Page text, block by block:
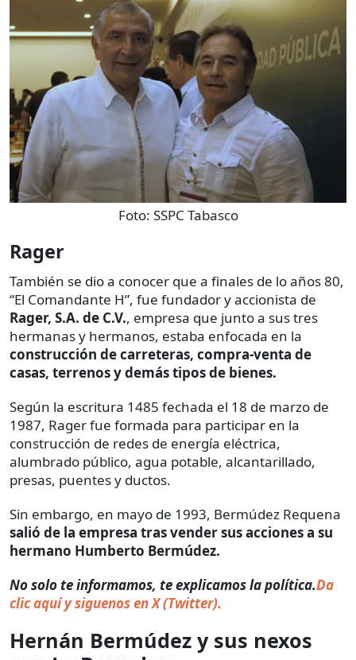
Foto: SSPC Tabasco
Rager
También se dio a conocer que a finales de lo años 80,
“El Comandante H”, fue fundador y accionista de
Rager, S.A. de C.V., empresa que junto a sus tres
hermanas y hermanos, estaba enfocada en la
construcción de carreteras, compra-venta de
casas, terrenos y demás tipos de bienes.
Según la escritura 1485 fechada el 18 de marzo de
1987, Rager fue formada para participar en la
construcción de redes de energía eléctrica,
alumbrado público, agua potable, alcantarillado,
presas, puentes y ductos.
Sin embargo, en mayo de 1993, Bermúdez Requena
salió de la empresa tras vender sus acciones a su
hermano Humberto Bermúdez.
No solo te informamos, te explicamos la política.Da
clic aquí y siguenos en X (Twitter).
Hernán Bermúdez y sus nexos